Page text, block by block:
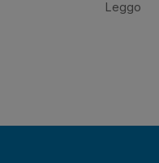
Leggo